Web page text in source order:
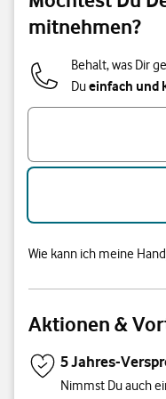
mitnehmen?
Behalt, was Dir
Dueinfach und
Wie kann ich meine
Aktionen &
5 Jahres-
Nimmst Du auch